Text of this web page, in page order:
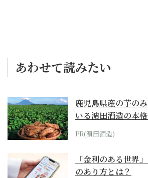
あわせて読みたい
鹿児島県産の芋の
いる濵田酒造の本
PR(濵田酒造)
「金利のある世界
のあり方とは？